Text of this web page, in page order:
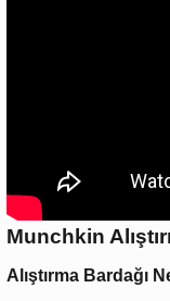
Munchkin
Alıştırma Bardağı